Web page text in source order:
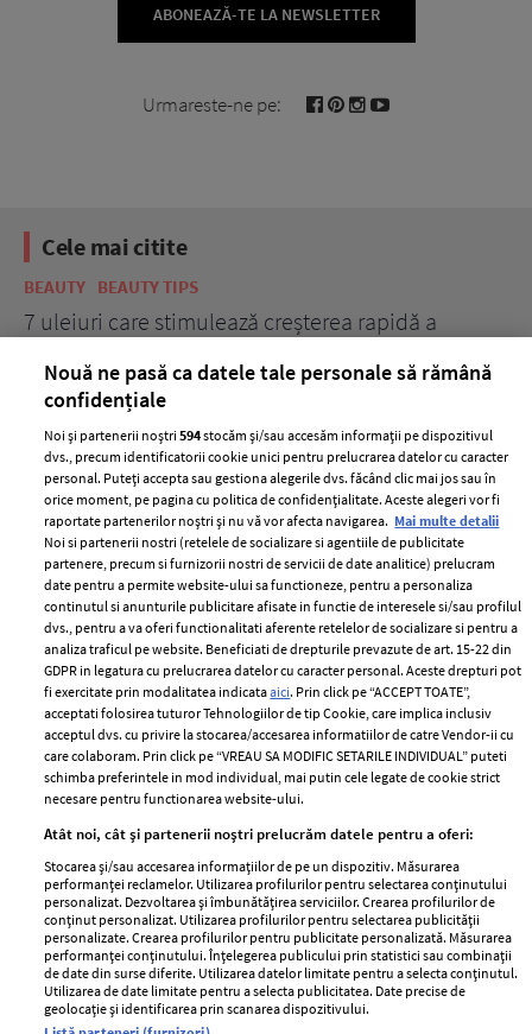
ABONEAZĂ-TE LA NEWSLETTER
Urmareste-ne pe:
Cele mai citite
BEAUTY BEAUTY TIPS
7 uleiuri care stimulează creșterea rapidă a
ELLE Style Awards
2024
Despre ELLE
Romania
Contact
Abonamente
Termeni si conditii
Politica de
confidențialitate
Politica de cookies
Publicitate
GSP
Unica
Baby
Retete
femei
Viva
Avantaje
Retete practice
Pariază responsabil! Decizia ONJN nr. 821/25.09.2025.
Nouă ne pasă ca datele tale personale să rămână
confidențiale
Noi și partenerii noștri594stocăm și/sau accesăm informații pe dispozitivul
dvs., precum identificatorii cookie unici pentru prelucrarea datelor cu caracter
personal. Puteți accepta sau gestiona alegerile dvs. făcând clic mai jos sau în
orice moment, pe pagina cu politica de confidențialitate. Aceste alegeri vor fi
raportate partenerilor noștri și nu vă vor afecta navigarea. Mai multe detalii
Noi si partenerii nostri (retelele de socializare si agentiile de publicitate
partenere, precum si furnizorii nostri de servicii de date analitice) prelucram
date pentru a permite website-ului sa functioneze, pentru a personaliza
continutul si anunturile publicitare afisate in functie de interesele si/sau profilul
dvs., pentru a va oferi functionalitati aferente retelelor de socializare si pentru a
analiza traficul pe website. Beneficiati de drepturile prevazute de art. 15-22 din
GDPR in legatura cu prelucrarea datelor cu caracter personal. Aceste drepturi pot
fi exercitate prin modalitatea indicataaici. Prin click pe “ACCEPT TOATE”,
acceptati folosirea tuturor Tehnologiilor de tip Cookie, care implica inclusiv
acceptul dvs. cu privire la stocarea/accesarea informatiilor de catre Vendor-ii cu
care colaboram. Prin click pe “VREAU SA MODIFIC SETARILE INDIVIDUAL” puteti
schimba preferintele in mod individual, mai putin cele legate de cookie strict
necesare pentru functionarea website-ului.
Atât noi, cât și partenerii noștri prelucrăm datele pentru a oferi:
Stocarea și/sau accesarea informațiilor de pe un dispozitiv. Măsurarea
performanței reclamelor. Utilizarea profilurilor pentru selectarea conținutului
personalizat. Dezvoltarea și îmbunătățirea serviciilor. Crearea profilurilor de
conținut personalizat. Utilizarea profilurilor pentru selectarea publicității
personalizate. Crearea profilurilor pentru publicitate personalizată. Măsurarea
performanței conținutului. Înțelegerea publicului prin statistici sau combinații
de date din surse diferite. Utilizarea datelor limitate pentru a selecta conținutul.
Utilizarea de date limitate pentru a selecta publicitatea. Date precise de
geolocație și identificarea prin scanarea dispozitivului.